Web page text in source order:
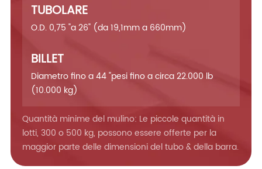
TUBOLARE
O.D. 0,75 "a 26" (da 19,1mm a 660mm)
BILLET
Diametro fino a 44 "pesi fino a circa 22.000 lb
(10.000 kg)
Quantità minime del mulino: Le piccole quantità in
lotti, 300 o 500 kg, possono essere offerte per la
maggior parte delle dimensioni del tubo & della barra.